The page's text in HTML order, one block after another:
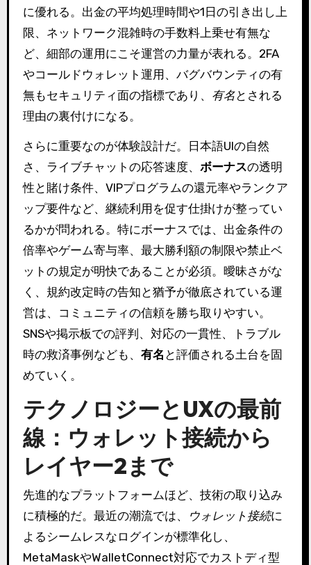
に優れる。出金の平均処理時間や1日の引き出し上
限、ネットワーク混雑時の手数料上乗せ有無な
ど、細部の運用にこそ運営の力量が表れる。2FA
やコールドウォレット運用、バグバウンティの有
無もセキュリティ面の指標であり、 有名とされる
理由の裏付けになる。
さらに重要なのが体験設計だ。日本語UIの自然
さ、ライブチャットの応答速度、 ボーナスの透明
性と賭け条件、VIPプログラムの還元率やランクア
ップ要件など、継続利用を促す仕掛けが整ってい
るかが問われる。特にボーナスでは、出金条件の
倍率やゲーム寄与率、最大勝利額の制限や禁止ベ
ットの規定が明快であることが必須。曖昧さがな
く、規約改定時の告知と猶予が徹底されている運
営は、コミュニティの信頼を勝ち取りやすい。
SNSや掲示板での評判、対応の一貫性、トラブル
時の救済事例なども、 有名 と評価される土台を固
めていく。
テクノロジーとUXの最前
線：ウォレット接続から
レイヤー2まで
先進的なプラットフォームほど、技術の取り込み
に積極的だ。最近の潮流では、
ウォレット接続に
よるシームレスなログインが標準化し、
MetaMaskやWalletConnect対応でカストディ型